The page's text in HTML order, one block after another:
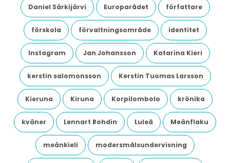
Daniel Särkijärvi Europarådet författare
förskola förvaltningsområde identitet
Instagram Jan Johansson Katarina Kieri
kerstin salomonsson Kerstin Tuomas Larsson
Kieruna Kiruna Korpilombolo krönika
kväner Lennart Rohdin Luleå Meänflaku
meänkieli modersmålsundervisning